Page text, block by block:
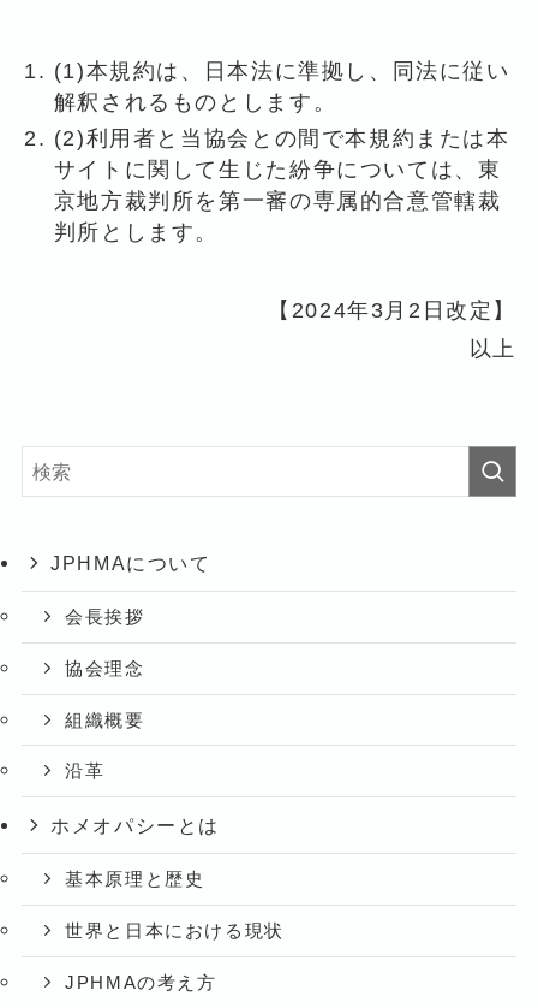
(1)本規約は、日本法に準拠し、同法に従い
解釈されるものとします。
(2)利用者と当協会との間で本規約または本
サイトに関して生じた紛争については、東
京地方裁判所を第一審の専属的合意管轄裁
判所とします。
【2024年3月2日改定】
以上
JPHMAについて
会長挨拶
協会理念
組織概要
沿革
ホメオパシーとは
基本原理と歴史
世界と日本における現状
JPHMAの考え方